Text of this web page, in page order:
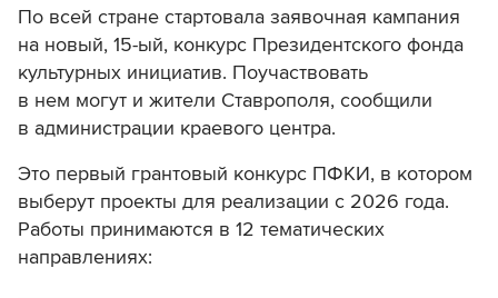
По всей стране стартовала заявочная кампания
на новый, 15-ый, конкурс Президентского фонда
культурных инициатив. Поучаствовать
в нем могут и жители Ставрополя, сообщили
в администрации краевого центра.
Это первый грантовый конкурс ПФКИ, в котором
выберут проекты для реализации с 2026 года.
Работы принимаются в 12 тематических
направлениях: